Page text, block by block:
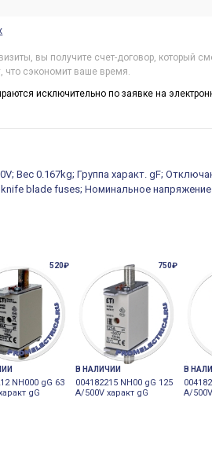
вы получите счет-договор, который
что сэкономит ваше время.
исключительно по заявке на
Вес 0.167kg; Группа характ. gF;
blade fuses; Номинальное
520₽
NH000 gG 63
gG
750₽
В НАЛИЧИИ
004182215 NH00 gG 125
A/500V характ gG
В
A/